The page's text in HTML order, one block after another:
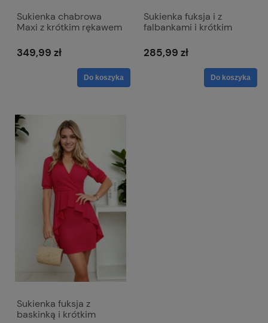
Sukienka chabrowa
Maxi z krótkim rękawem
349,99 zł
Do koszyka
Sukienka fuksja i z
falbankami i krótkim
285,99 zł
Do koszyka
Sukienka fuksja z
baskinką i krótkim